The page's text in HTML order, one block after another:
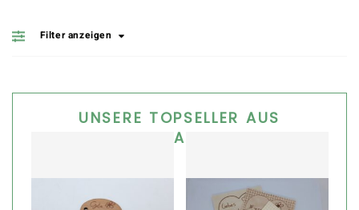
Filter anzeigen
UNSERE TOPSELLER AUS
DIESER KATEGORIE